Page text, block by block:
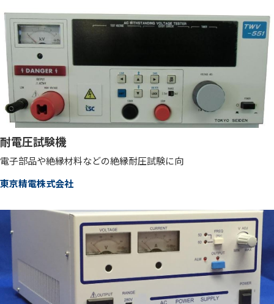
耐電圧試験機
電子部品や絶縁材料などの絶縁耐圧試験に向
東京精電株式会社